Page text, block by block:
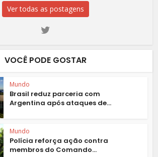
Ver todas as postagens
VOCÊ PODE GOSTAR
Mundo
Brasil reduz parceria com
Argentina após ataques de...
Mundo
Polícia reforça ação contra
membros do Comando...